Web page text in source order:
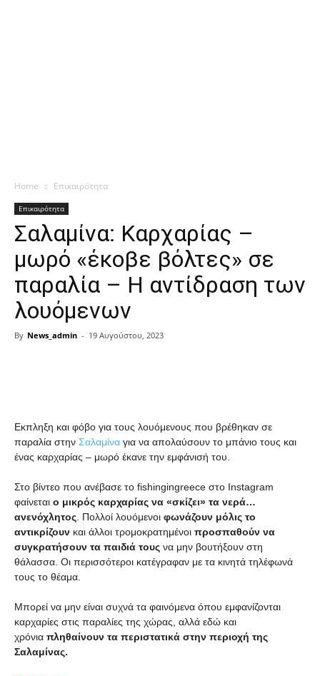
Home Επικαιρότητα
Επικαιρότητα
Σαλαμίνα: Καρχαρίας –
μωρό «έκοβε βόλτες» σε
παραλία – Η αντίδραση των
λουόμενων
By News_admin - 19 Αυγούστου, 2023
Εκπληξη και φόβο για τους λουόμενους που βρέθηκαν σε
παραλία στην Σαλαμίνα για να απολαύσουν το μπάνιο τους και
ένας καρχαρίας – μωρό έκανε την εμφάνισή του.
Στο βίντεο που ανέβασε το fishingingreece στο Instagram
φαίνεται ο μικρός καρχαρίας να «σκίζει» τα νερά…
ανενόχλητος . Πολλοί λουόμενοι φωνάζουν μόλις το
αντικρίζουν και άλλοι τρομοκρατημένοι προσπαθούν να
συγκρατήσουν τα παιδιά τους να μην βουτήξουν στη
θάλασσα. Οι περισσότεροι κατέγραφαν με τα κινητά τηλέφωνά
τους το θέαμα.
Μπορεί να μην είναι συχνά τα φαινόμενα όπου εμφανίζονται
καρχαρίες στις παραλίες της χώρας, αλλά εδώ και
χρόνια πληθαίνουν τα περιστατικά στην περιοχή της
Σαλαμίνας.